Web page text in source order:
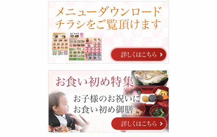
カ
ロ
グ
い
初
め
特
集